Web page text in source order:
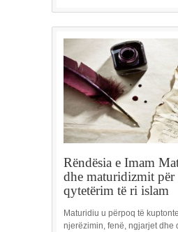
Rëndësia e Imam
dhe maturidizmit për
qytetërim të ri islam
Maturidiu u përpoq të
njerëzimin, fenë, ngjarjet dhe